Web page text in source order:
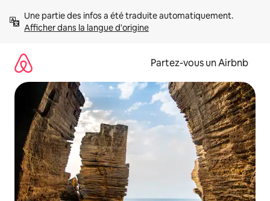
directement
Afficher dans la langue d'origine
Partez-vous un Airbnb